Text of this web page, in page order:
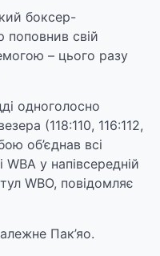
боксер-
свій
– цього разу
одноголосно
(118:110, 116:112,
об’єднав всі
WBA у напівсередній
WBO, повідомляє
Пак’яо.